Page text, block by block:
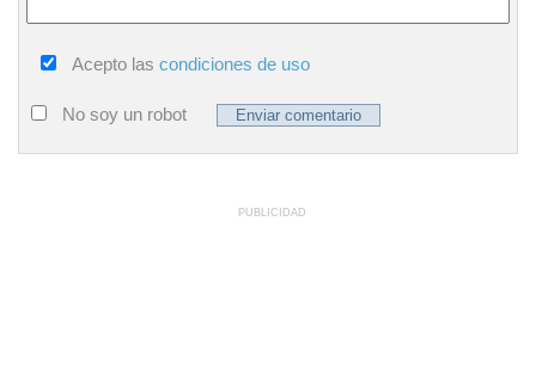
Acepto las condiciones de uso
No soy un robot
PUBLICIDAD